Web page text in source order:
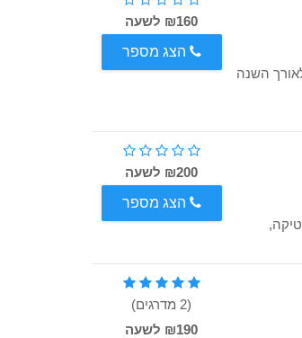
לאורך השנה
₪160 לשעה
הצג מספר
₪200 לשעה
הצג מספר
(2 מדרגים)
₪190 לשעה